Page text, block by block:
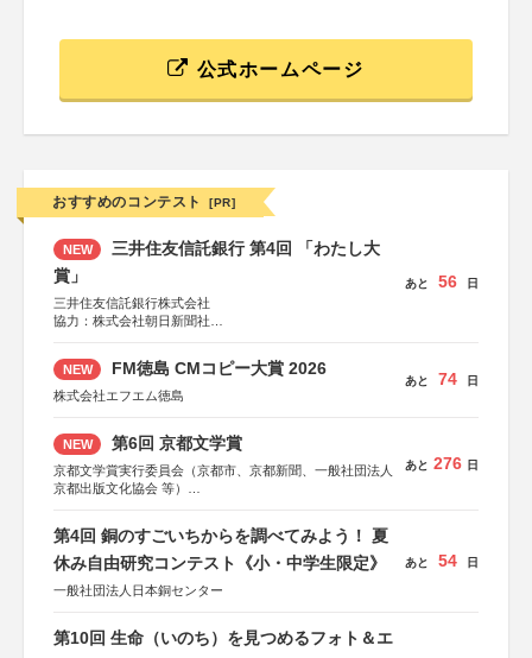
公式ホームページ
おすすめのコンテスト [PR]
NEW
三井住友信託銀行 第4回 「わたし大
賞」
三井住友信託銀行株式会社
協力：株式会社朝日新聞社
あと 56 日
NEW FM徳島 CMコピー大賞 2026
株式会社エフエム徳島
あと 74 日
NEW 第6回 京都文学賞
京都文学賞実行委員会（京都市、京都新聞、一般社団法人
京都出版文化協会 等）
KADOKAWA、河出書房新社、幻冬舎、講談社、光文社、
集英社、小学館、祥伝社、新潮社、淡交社、ちいさいミシ
マ社、徳間書店、早川書房、PHP研究所、双葉社、文藝春
あと 276 日
第4回 銅のすごいちからを調べてみよう！ 夏
休み自由研究コンテスト《小・中学生限定》
一般社団法人日本銅センター
あと 54 日
第10回 生命（いのち）を見つめるフォト＆エ